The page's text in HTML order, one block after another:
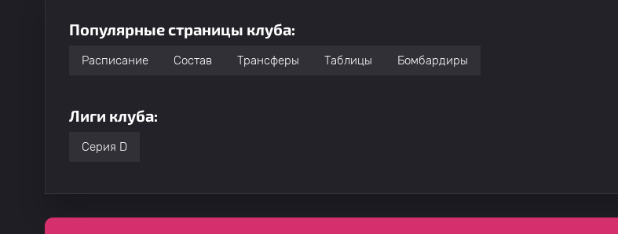
Популярные страницы клуба:
Расписание Состав Трансферы Таблицы Бомбардиры
Лиги клуба:
Серия D